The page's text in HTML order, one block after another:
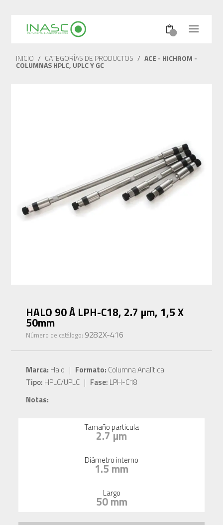
INICIO / CATEGORÍAS DE PRODUCTOS / ACE - HICHROM -
COLUMNAS HPLC, UPLC Y GC
HALO 90 Å LPH-C18, 2.7 µm, 1,5 X
50mm
Número de catálogo: 9282X-416
Marca: Halo | Formato: Columna Analítica
Tipo: HPLC/UPLC | Fase: LPH-C18
Notas:
Tamaño particula
2.7 µm
Diámetro interno
1.5 mm
Largo
50 mm